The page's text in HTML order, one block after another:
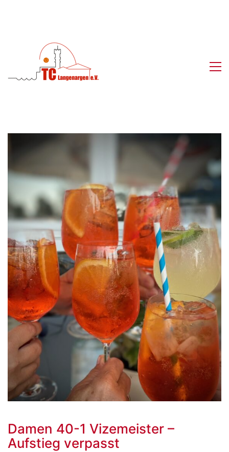
Damen 40-1 Vizemeister –
Aufstieg verpasst